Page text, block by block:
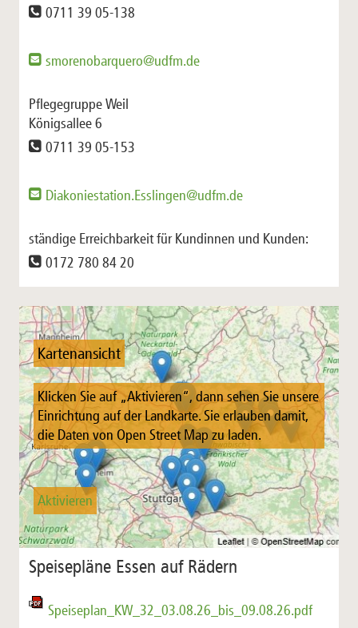
0711 39 05-138
smorenobarquero@udfm.de
Pflegegruppe Weil
Königsallee 6
0711 39 05-153
Diakoniestation.Esslingen@udfm.de
ständige Erreichbarkeit für Kundinnen und Kunden:
0172 780 84 20
Kartenansicht
Klicken Sie auf „Aktivieren“, dann sehen Sie unsere
Einrichtung auf der Landkarte. Sie erlauben damit,
die Daten von Open Street Map zu laden.
Aktivieren
Speisepläne Essen auf Rädern
Speiseplan_KW_32_03.08.26_bis_09.08.26.pdf